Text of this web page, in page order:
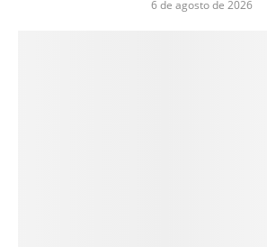
6 de agosto de 2026